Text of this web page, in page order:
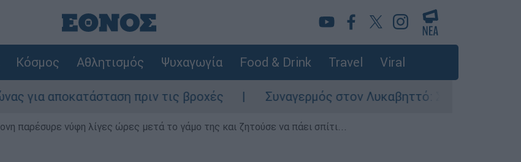
Κόσμος Αθλητισμός Ψυχαγωγία Food & Drink Travel Viral
πριν τις βροχές Συναγερμός στον Λυκαβηττό: Σορός σε προχωρημένη
παρέσυρε νύφη λίγες ώρες μετά το γάμο της και ζητούσε να πάει σπίτι...